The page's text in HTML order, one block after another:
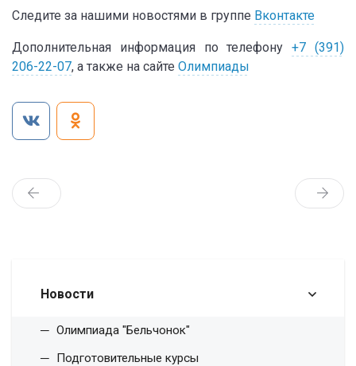
Новости
Олимпиада "Бельчонок"
Подготовительные курсы
Следите за нашими новостями в группе Вконтакте
Дополнительная информация по телефону+7 (391)
206-22-07, а также на сайте Олимпиады